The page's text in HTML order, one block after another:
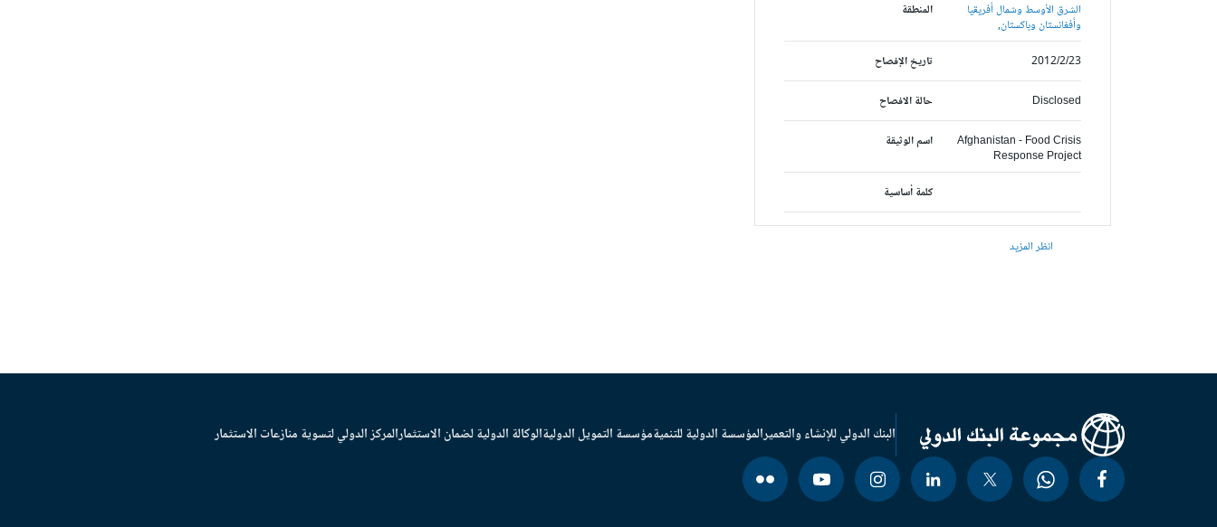
المنطقة
الشرق الأوسط وشمال أفريقيا
وأفغانستان وباكستان,
تاريخ الإفصاح
2012/2/23
حالة الافصاح Disclosed
اسم الوثيقة
Afghanistan - Food Crisis
Response Project
كلمة أساسية
انظر المزيد
البنك الدولي للإنشاء والتعميرالمؤسسة الدولية للتنميةمؤسسة التمويل الدوليةالوكالة الدولية لضمان الاستثمارالمركز الدولي لتسوية منازعات الاستثمار